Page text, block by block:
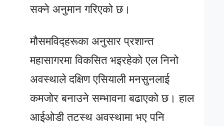
सक्ने अनुमान गरिएको छ।
मौसमविद्हरूका अनुसार प्रशान्त
महासागरमा विकसित भइरहेको एल निनो
अवस्थाले दक्षिण एसियाली मनसुनलाई
कमजोर बनाउने सम्भावना बढाएको छ। हाल
आईओडी तटस्थ अवस्थामा भए पनि